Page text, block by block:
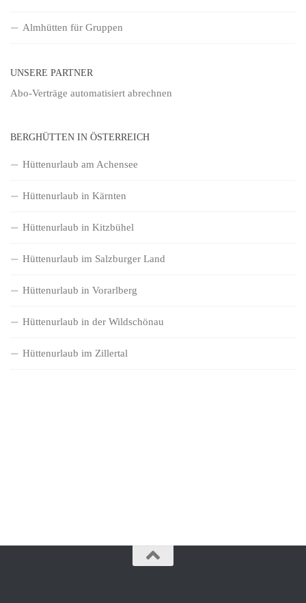
Almhütten für Gruppen
UNSERE PARTNER
Abo-Verträge automatisiert abrechnen
BERGHÜTTEN IN ÖSTERREICH
Hüttenurlaub am Achensee
Hüttenurlaub in Kärnten
Hüttenurlaub in Kitzbühel
Hüttenurlaub im Salzburger Land
Hüttenurlaub in Vorarlberg
Hüttenurlaub in der Wildschönau
Hüttenurlaub im Zillertal